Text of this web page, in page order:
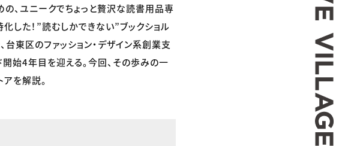
、ユニークでちょっと贅沢な読書用品専
した！”読むしかできない”ブックショル
台東区のファッション・デザイン系創業支
始4年目を迎える。今回、その歩みの一
を解説。